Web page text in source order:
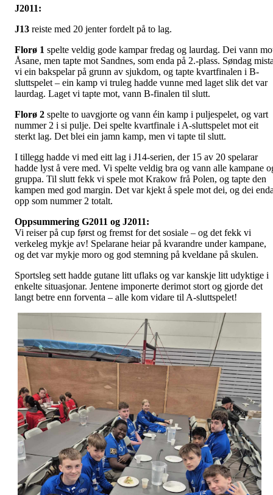
J2011:
J13 reiste med 20 jenter fordelt på to lag.
Florø 1 spelte veldig gode kampar fredag og laurdag. Dei vann
Åsane, men tapte mot Sandnes, som enda på 2.-plass. Søndag
vi ein bakspelar på grunn av sjukdom, og tapte kvartfinalen i B-
sluttspelet – ein kamp vi truleg hadde vunne med laget slik det var
laurdag. Laget vi tapte mot, vann B-finalen til slutt.
Florø 2 spelte to uavgjorte og vann éin kamp i puljespelet, og vart
nummer 2 i si pulje. Dei spelte kvartfinale i A-sluttspelet mot eit
sterkt lag. Det blei ein jamn kamp, men vi tapte til slutt.
I tillegg hadde vi med eitt lag i J14-serien, der 15 av 20 spelarar
hadde lyst å vere med. Vi spelte veldig bra og vann alle kampane
gruppa. Til slutt fekk vi spele mot Krakow frå Polen, og tapte den
kampen med god margin. Det var kjekt å spele mot dei, og dei
opp som nummer 2 totalt.
Oppsummering G2011 og J2011:
Vi reiser på cup først og fremst for det sosiale – og det fekk vi
verkeleg mykje av! Spelarane heiar på kvarandre under kampane,
og det var mykje moro og god stemning på kveldane på skulen.
Sportsleg sett hadde gutane litt uflaks og var kanskje litt udyktige i
enkelte situasjonar. Jentene imponerte derimot stort og gjorde det
langt betre enn forventa – alle kom vidare til A-sluttspelet!